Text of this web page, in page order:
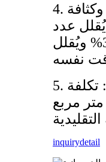
4. درجة عالية من الأتمتة وكثافة
عدد
المُشغّلين بنسبة 30% ويُقلل
5. فائدة اقتصادية عالية: تكلفة
لكل متر مربع
inquirydetail